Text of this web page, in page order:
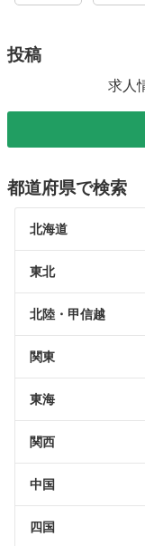
投稿
求人
都道府県で検索
北海道
東北
北陸・甲信越
関東
東海
関西
中国
四国